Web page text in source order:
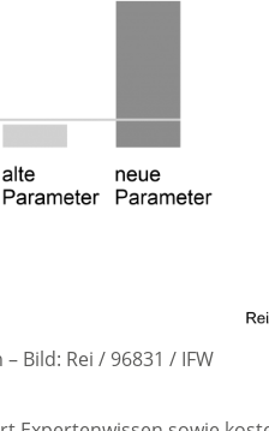
– Bild: Rei / 96831 / IFW